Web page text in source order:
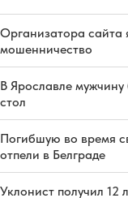
Организатора сайта
мошенничество
В Ярославле мужчину
стол
Погибшую во время
отпели в Белграде
Уклонист получил 12